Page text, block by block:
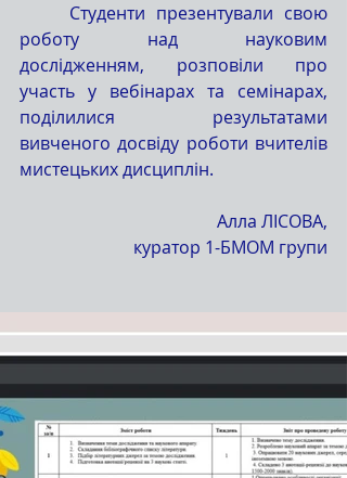
роботу над науковим
дослідженням, розповіли про
участь у вебінарах та семінарах,
поділилися результатами
вивченого досвіду роботи вчителів
мистецьких дисциплін.
Алла ЛІСОВА,
куратор 1-БМОМ групи